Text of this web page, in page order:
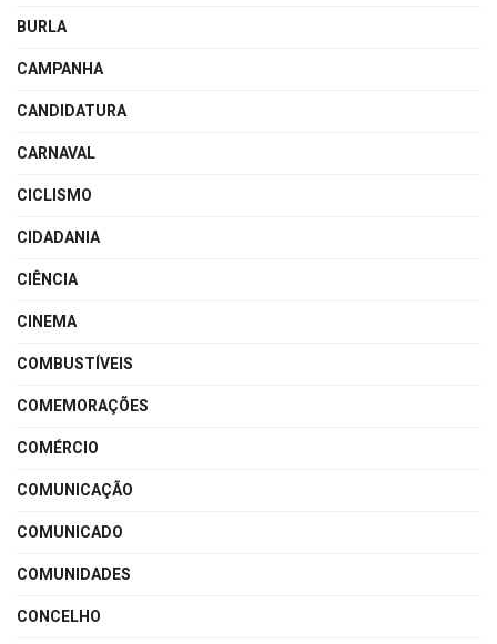
BURLA
CAMPANHA
CANDIDATURA
CARNAVAL
CICLISMO
CIDADANIA
CIÊNCIA
CINEMA
COMBUSTÍVEIS
COMEMORAÇÕES
COMÉRCIO
COMUNICAÇÃO
COMUNICADO
COMUNIDADES
CONCELHO